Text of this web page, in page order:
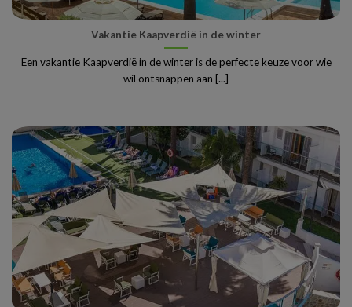
Vakantie Kaapverdië in de winter
Een vakantie Kaapverdië in de winter is de perfecte keuze voor wie
wil ontsnappen aan [...]